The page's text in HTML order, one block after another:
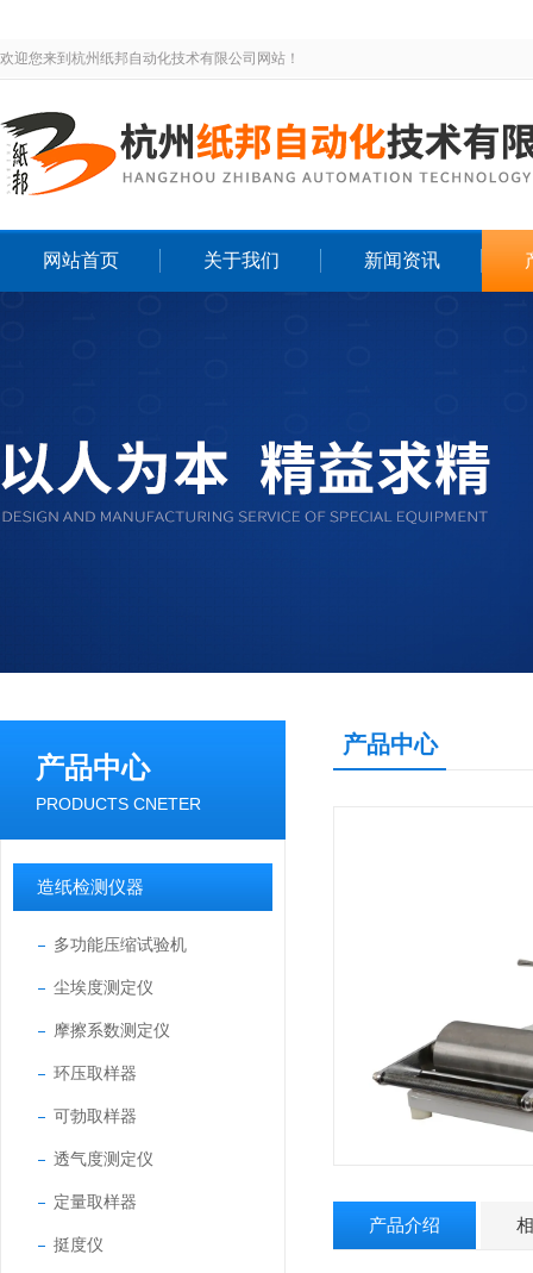
欢迎您来到杭州纸邦自动化技术有限公司网站！
网站首页 关于我们 新闻资讯
产品中心
PRODUCTS CNETER
造纸检测仪器
多功能压缩试验机
尘埃度测定仪
摩擦系数测定仪
环压取样器
可勃取样器
透气度测定仪
定量取样器
挺度仪
产品中心
产品介绍